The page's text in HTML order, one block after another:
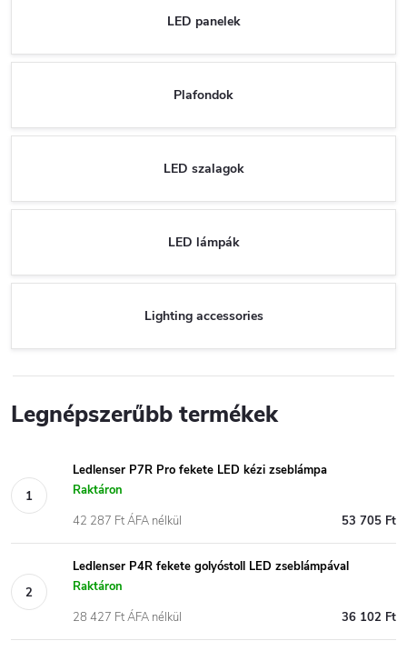
LED panelek
Plafondok
LED szalagok
LED lámpák
Lighting accessories
Legnépszerűbb termékek
Ledlenser P7R Pro fekete LED kézi zseblámpa
Raktáron
53 705 Ft
42 287 Ft ÁFA nélkül
Ledlenser P4R fekete golyóstoll LED zseblámpával
Raktáron
36 102 Ft
28 427 Ft ÁFA nélkül